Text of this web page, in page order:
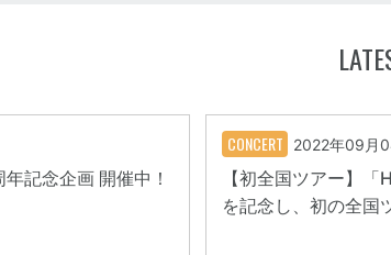
記念企画 開催中！
CONCERT 2022年09月
【初全国ツアー】
を記念し、初の全国